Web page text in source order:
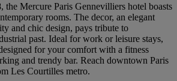
the Mercure Paris Gennevilliers hotel boasts
rooms. The decor, an elegant
and chic design, pays tribute to
past. Ideal for work or leisure stays,
for your comfort with a fitness
and trendy bar. Reach downtown Paris
Les Courtilles metro.